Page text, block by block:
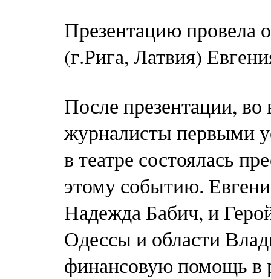
Презентацию провела
(г.Рига, Латвия)
После презентации, во
журналисты первыми
в театре состоялась
этому событию.
Надежда Бабич, и
Одессы и области
финансовую помощь в